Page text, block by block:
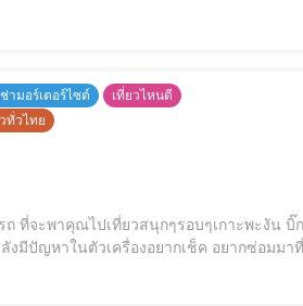
ามอร์เตอร์ไซต์
เที่ยวไหนดี
ทั่วไทย
ที่จะพาคุณไปเที่ยวสนุกๆรอบๆเกาะพะงัน บิ๊